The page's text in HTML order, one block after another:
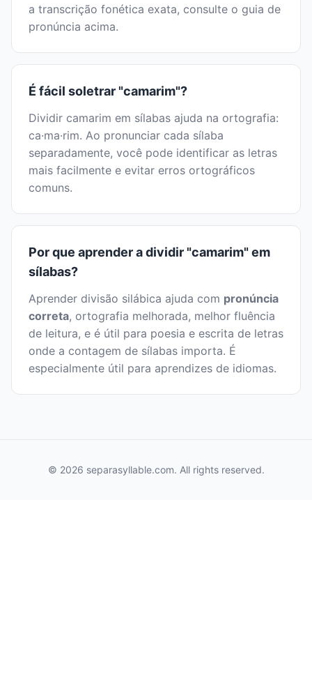
a transcrição fonética exata, consulte o guia de
pronúncia acima.
É fácil soletrar "camarim"?
Dividir camarim em sílabas ajuda na ortografia:
ca·ma·rim. Ao pronunciar cada sílaba
separadamente, você pode identificar as letras
mais facilmente e evitar erros ortográficos
comuns.
Por que aprender a dividir "camarim" em
sílabas?
Aprender divisão silábica ajuda com pronúncia
correta, ortografia melhorada, melhor fluência
de leitura, e é útil para poesia e escrita de letras
onde a contagem de sílabas importa. É
especialmente útil para aprendizes de idiomas.
© 2026 separasyllable.com. All rights reserved.